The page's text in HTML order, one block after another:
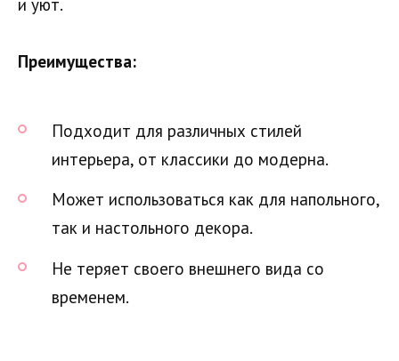
и уют.
Преимущества:
Подходит для различных стилей
интерьера, от классики до модерна.
Может использоваться как для напольного,
так и настольного декора.
Не теряет своего внешнего вида со
временем.